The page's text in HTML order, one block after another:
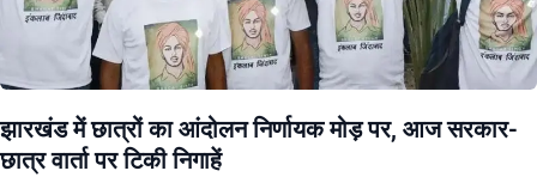
झारखंड में छात्रों का आंदोलन निर्णायक मोड़ पर, आज सरकार-
छात्र वार्ता पर टिकी निगाहें